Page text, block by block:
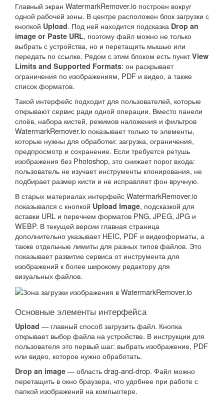
Главный экран WatermarkRemover.io построен вокруг
одной рабочей зоны. В центре расположен блок загрузки с
кнопкой Upload. Под ней находится подсказка Drop an
image or Paste URL, поэтому файл можно не только
выбрать с устройства, но и перетащить мышью или
передать по ссылке. Рядом с этим блоком есть пунктView
Limits and Supported Formats: он раскрывает
ограничения по изображениям, PDF и видео, а также
список форматов.
Такой интерфейс подходит для пользователей, которые
открывают сервис ради одной операции. Вместо панели
слоёв, набора кистей, режимов наложения и фильтров
WatermarkRemover.io показывает только те элементы,
которые нужны для обработки: загрузка, ограничения,
предпросмотр и сохранение. Если требуется ретушь
изображения без Photoshop, это снижает порог входа:
пользователь не изучает инструменты клонирования, не
подбирает размер кисти и не исправляет фон вручную.
В старых материалах интерфейс WatermarkRemover.io
показывался с кнопкой Upload Image, подсказкой для
вставки URL и перечнем форматов PNG, JPEG, JPG и
WEBP. В текущей версии главная страница
дополнительно указывает HEIC, PDF и видеоформаты, а
также отдельные лимиты для разных типов файлов. Это
показывает развитие сервиса от инструмента для
изображений к более широкому редактору для
визуальных файлов.
Основные элементы интерфейса
Upload — главный способ загрузить файл. Кнопка
открывает выбор файла на устройстве. В инструкции для
пользователя это первый шаг: выбрать изображение, PDF
или видео, которое нужно обработать.
Drop an image — область drag-and-drop. Файл можно
перетащить в окно браузера, что удобнее при работе с
папкой изображений на компьютере.